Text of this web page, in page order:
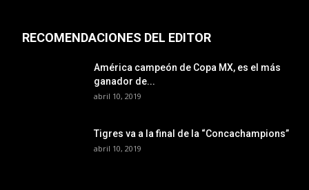
RECOMENDACIONES DEL EDITOR
América campeón de Copa MX, es el más
ganador de...
abril 10, 2019
Tigres va a la final de la “Concachampions”
abril 10, 2019